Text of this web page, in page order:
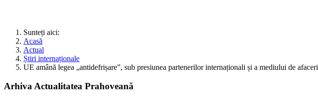
Sunteți aici:
Acasă
Actual
Știri internaționale
UE amână legea „antidefrișare”, sub presiunea partenerilor internaționali și a mediului de afaceri
Arhiva Actualitatea Prahoveană